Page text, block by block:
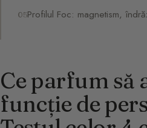
Profilul Foc: magnetism,
Ce parfum să
funcție de